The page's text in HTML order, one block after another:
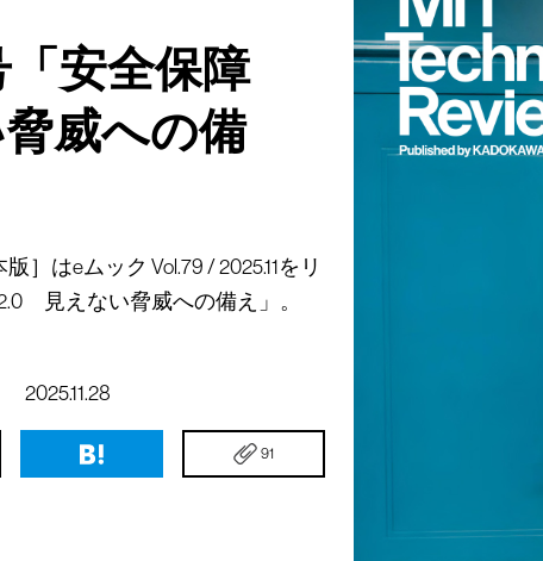
安全保障
威への備
］はeムック Vol.79 / 2025.11をリ
見えない脅威への備え」。
2025.11.28
91